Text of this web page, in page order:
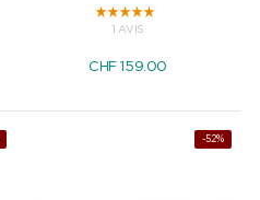
1 AVIS
CHF 159.00
-52%